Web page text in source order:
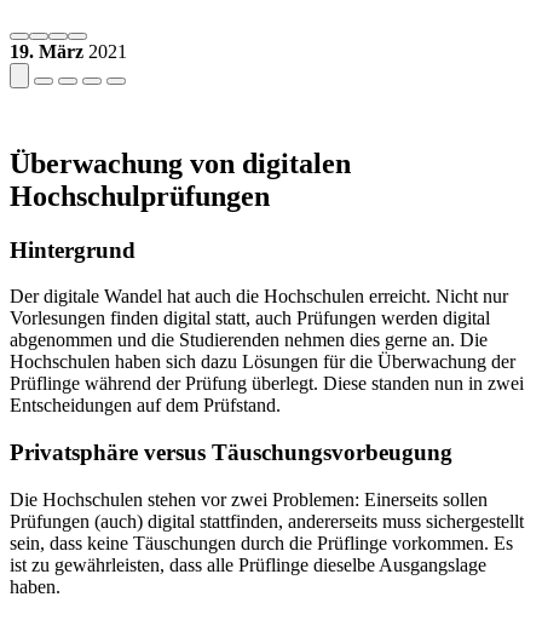
19. März 2021
Überwachung von digitalen
Hochschulprüfungen
Hintergrund
Der digitale Wandel hat auch die Hochschulen erreicht. Nicht nur
Vorlesungen finden digital statt, auch Prüfungen werden digital
abgenommen und die Studierenden nehmen dies gerne an. Die
Hochschulen haben sich dazu Lösungen für die Überwachung der
Prüflinge während der Prüfung überlegt. Diese standen nun in zwei
Entscheidungen auf dem Prüfstand.
Privatsphäre versus Täuschungsvorbeugung
Die Hochschulen stehen vor zwei Problemen: Einerseits sollen
Prüfungen (auch) digital stattfinden, andererseits muss sichergestellt
sein, dass keine Täuschungen durch die Prüflinge vorkommen. Es
ist zu gewährleisten, dass alle Prüflinge dieselbe Ausgangslage
haben.